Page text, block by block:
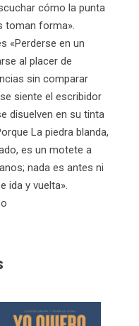
cómo la punta
toman forma».
«Perderse en un
al placer de
sin comparar
siente el escribidor
disuelven en su tinta
La piedra blanda,
es un motete a
nada es antes ni
ida y vuelta».